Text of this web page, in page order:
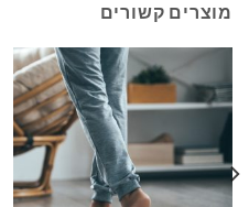
מוצרים קשורים